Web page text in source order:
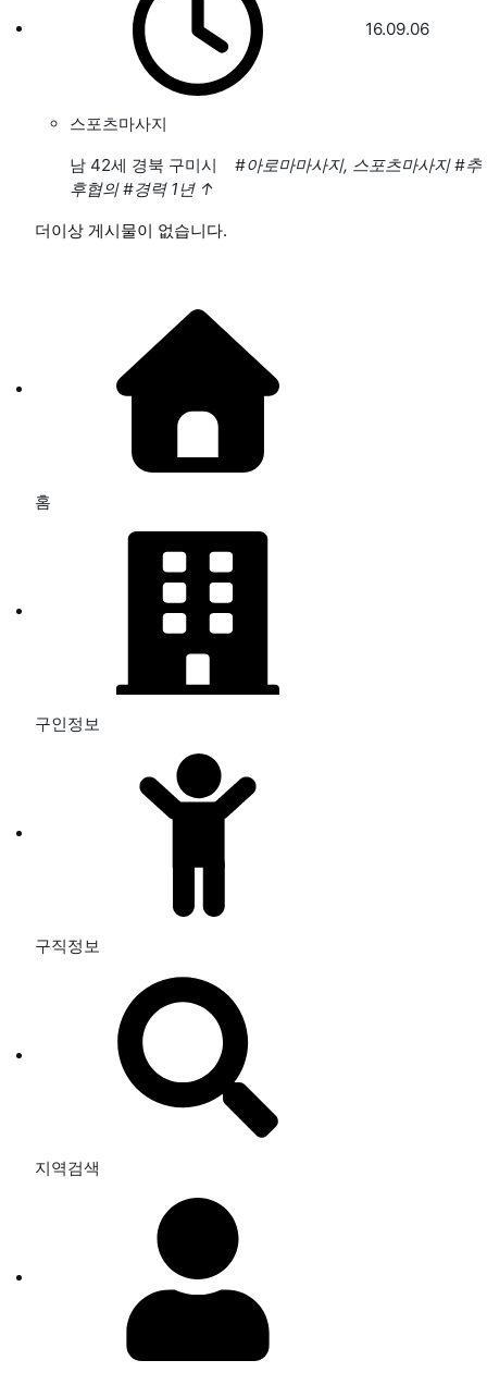
16.09.06
스포츠마사지
남 42세 경북 구미시 #아로마마사지, 스포츠마사지 #추
후협의 #경력 1년 ↑
더이상 게시물이 없습니다.
홈
구인정보
구직정보
지역검색